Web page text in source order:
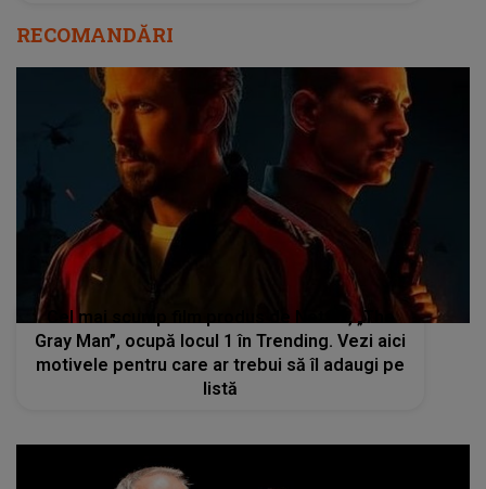
RECOMANDĂRI
Cel mai scump film produs de Netflix, „The
Gray Man”, ocupă locul 1 în Trending. Vezi aici
motivele pentru care ar trebui să îl adaugi pe
listă